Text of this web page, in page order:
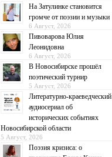
На Затулинке становится
громче от поэзии и музыки
6 Август, 2026
Пивоварова Юлия
Леонидовна
6 Август, 2026
В Новосибирске прошёл
поэтический турнир
5 Август, 2026
Литературно-краеведческий
аудиосериал об
исторических событиях
Новосибирской области
5 Август, 2026
Поэзия кризиса: о